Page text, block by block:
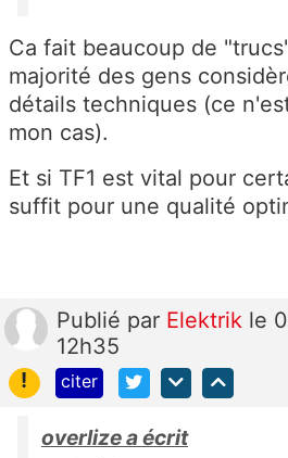
Ca fait beaucoup de
majorité des gens
détails techniques (ce
mon cas).
Et si TF1 est vital pour
suffit pour une qualité
Publié par Elektrik le
12h35
!
citer
overlize a écrit